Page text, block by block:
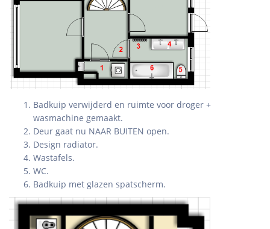
Badkuip verwijderd en ruimte voor droger +
wasmachine gemaakt.
Deur gaat nu NAAR BUITEN open.
Design radiator.
Wastafels.
WC.
Badkuip met glazen spatscherm.